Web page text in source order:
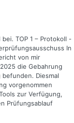
TOP 1 – Protokoll -
In
von mir
die Gebahrung
Diesmal
vorgenommen
zur Verfügung,
Prüfungsablauf